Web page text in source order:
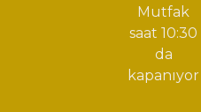
Mutfak
saat 10:30
da
kapanıyor